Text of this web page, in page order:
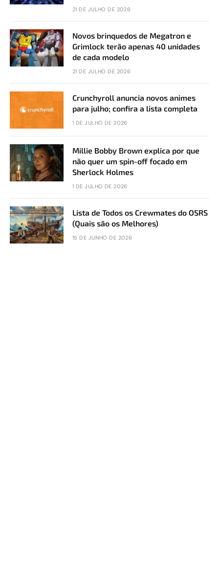
21 DE JULHO DE 2026
Novos brinquedos de Megatron e
Grimlock terão apenas 40 unidades
de cada modelo
21 DE JULHO DE 2026
Crunchyroll anuncia novos animes
para julho; confira a lista completa
1 DE JULHO DE 2026
Millie Bobby Brown explica por que
não quer um spin-off focado em
Sherlock Holmes
1 DE JULHO DE 2026
Lista de Todos os Crewmates do OSRS
(Quais são os Melhores)
15 DE JUNHO DE 2026